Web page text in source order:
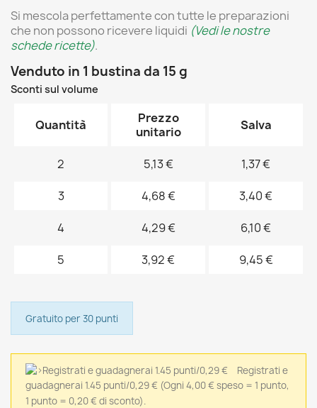
Si mescola perfettamente con tutte le preparazioni
che non possono ricevere liquidi (Vedi le nostre
schede ricette).
Venduto in 1 bustina da 15 g
Sconti sul volume
Quantità
Prezzo
unitario
Salva
2 5,13 € 1,37 €
3 4,68 € 3,40 €
4 4,29 € 6,10 €
5 3,92 € 9,45 €
Gratuito per 30 punti
Registrati e
guadagnerai 1.45 punti/0,29 € (Ogni 4,00 € speso = 1 punto,
1 punto = 0,20 € di sconto).